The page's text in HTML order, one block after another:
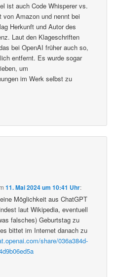
ist auch Code Whisperer vs.
von Amazon und nennt bei
Herkunft und Autor des
Laut den Klageschriften
bei OpenAI früher auch so,
entfernt. Es wurde sogar
um
im Werk selbst zu
11. Mai 2024 um 10:41 Uhr:
Möglichkeit aus ChatGPT
laut Wikipedia, eventuell
falsches) Geburtstag zu
bittet im Internet danach zu
share/036a384d-